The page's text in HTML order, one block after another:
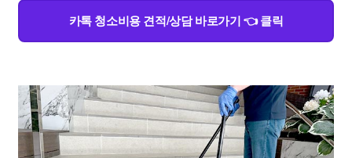
카톡 청소비용 견적/상담 바로가기 👈 클릭